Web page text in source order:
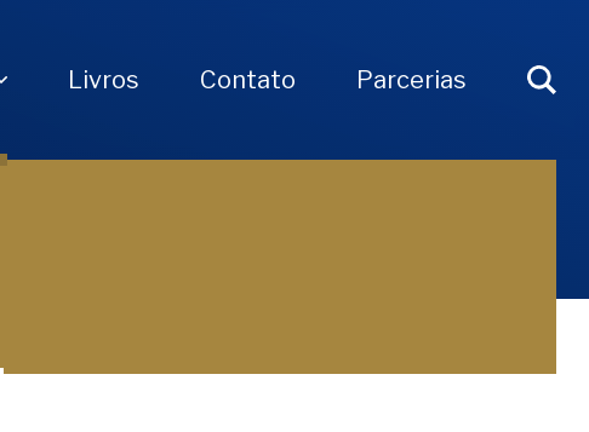
Livros Contato Parcerias